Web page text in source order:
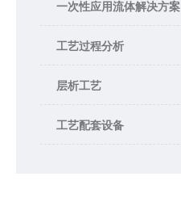
一次性应用流体解决方案
工艺过程分析
层析工艺
工艺配套设备